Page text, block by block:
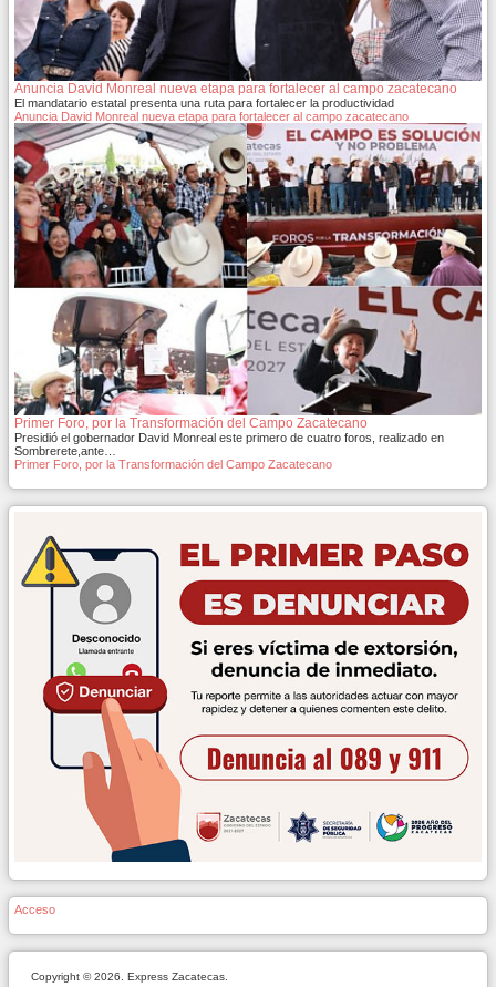
Anuncia David Monreal nueva etapa para fortalecer al campo zacatecano
El mandatario estatal presenta una ruta para fortalecer la productividad
Anuncia David Monreal nueva etapa para fortalecer al campo zacatecano
Primer Foro, por la Transformación del Campo Zacatecano
Presidió el gobernador David Monreal este primero de cuatro foros, realizado en
Sombrerete,ante…
Primer Foro, por la Transformación del Campo Zacatecano
Acceso
Copyright © 2026. Express Zacatecas.